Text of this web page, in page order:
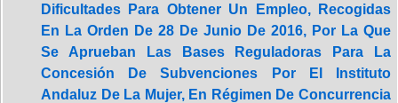
Dificultades Para Obtener Un Empleo, Recogidas
En La Orden De 28 De Junio De 2016, Por La Que
Se Aprueban Las Bases Reguladoras Para La
Concesión De Subvenciones Por El Instituto
Andaluz De La Mujer, En Régimen De Concurrencia